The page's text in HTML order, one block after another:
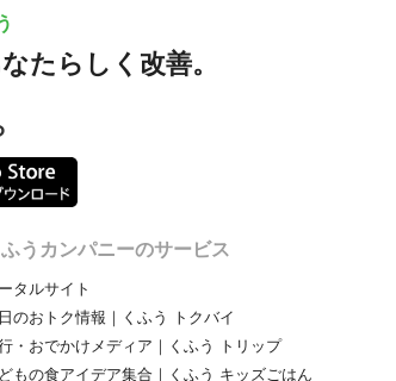
たらしく改善。
ふうカンパニーのサービス
タルサイト
のおトク情報｜くふう トクバイ
・おでかけメディア｜くふう トリップ
もの食アイデア集合｜くふう キッズごはん